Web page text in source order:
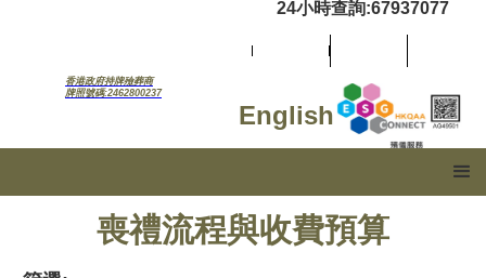
香港政府持牌殮葬商
牌照號碼:2462800237
24小時查詢:67937077
English
喪禮流程與收費預算